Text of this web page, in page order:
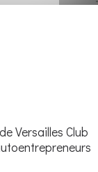
Versailles Club